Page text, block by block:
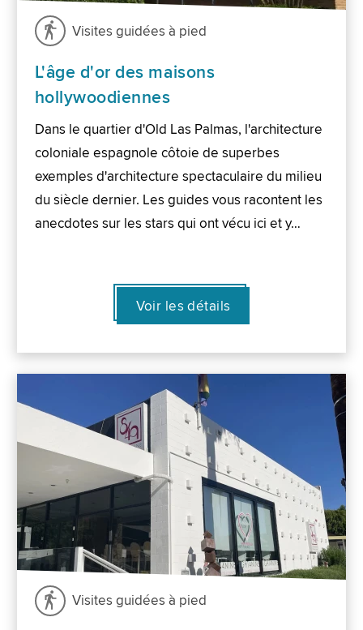
Visites guidées à pied
L'âge d'or des maisons
hollywoodiennes
Dans le quartier d'Old Las Palmas, l'architecture
coloniale espagnole côtoie de superbes
exemples d'architecture spectaculaire du milieu
du siècle dernier. Les guides vous racontent les
anecdotes sur les stars qui ont vécu ici et y…
Voir les détails
Visites guidées à pied